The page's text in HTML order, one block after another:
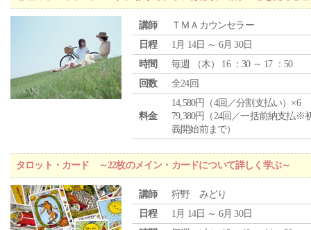
講師
ＴＭＡカウンセラー
日程
1月 14日 ～ 6月 30日
時間
毎週 （木） 16 ：30 ～ 17 ：50
回数
全24回
料金
14,580円（4回／分割支払い）×6
79,380円（24回／一括前納支払※
義開始前まで）
タロット・カード ～22枚のメイン・カードについて詳しく学ぶ～
講師
狩野 みどり
日程
1月 14日 ～ 6月 30日